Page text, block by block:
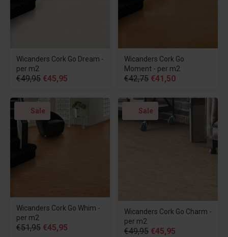
Wicanders Cork Go Dream -
per m2
€49,95 €45,95
Wicanders Cork Go
Moment - per m2
€42,75 €41,50
Sale
Wicanders Cork Go Whim -
per m2
€51,95 €45,95
Sale
Wicanders Cork Go Charm -
per m2
€49,95 €45,95